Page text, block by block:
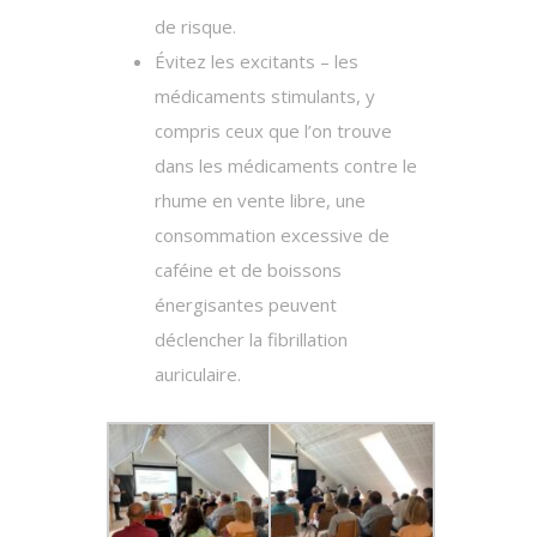
de risque.
Évitez les excitants – les
médicaments stimulants, y
compris ceux que l’on trouve
dans les médicaments contre le
rhume en vente libre, une
consommation excessive de
caféine et de boissons
énergisantes peuvent
déclencher la fibrillation
auriculaire.